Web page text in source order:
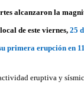
alcanzaron la
de este viernes,25
primera erupción en
eruptiva y